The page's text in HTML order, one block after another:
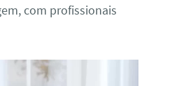
com profissionais